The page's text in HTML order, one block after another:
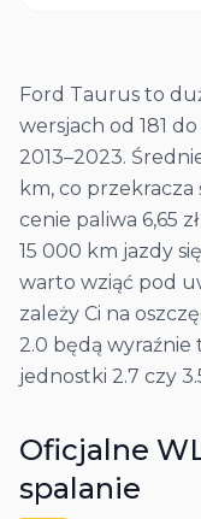
Ford Taurus to
wersjach od 181
2013–2023.
km, co
cenie paliwa 6,65
15 000 km jazdy
warto wziąć pod
zależy Ci na
2.0 będą wyraźnie
jednostki 2.7 czy
Oficjalne
spalanie